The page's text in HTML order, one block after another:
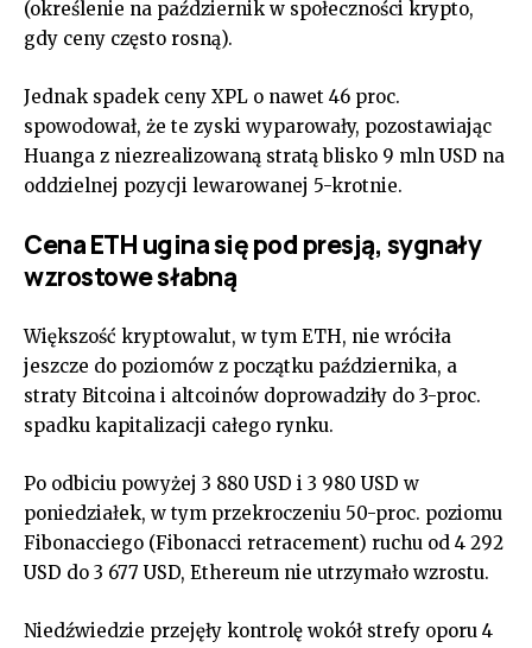
(określenie na październik w społeczności krypto,
gdy ceny często rosną).
Jednak spadek ceny XPL o nawet 46 proc.
spowodował, że te zyski wyparowały, pozostawiając
Huanga z niezrealizowaną stratą blisko 9 mln USD na
oddzielnej pozycji lewarowanej 5-krotnie.
Cena ETH ugina się pod presją, sygnały
wzrostowe słabną
Większość kryptowalut, w tym ETH, nie wróciła
jeszcze do poziomów z początku października, a
straty Bitcoina i altcoinów doprowadziły do 3-proc.
spadku kapitalizacji całego rynku.
Po odbiciu powyżej 3 880 USD i 3 980 USD w
poniedziałek, w tym przekroczeniu 50-proc. poziomu
Fibonacciego (Fibonacci retracement) ruchu od 4 292
USD do 3 677 USD, Ethereum nie utrzymało wzrostu.
Niedźwiedzie przejęły kontrolę wokół strefy oporu 4